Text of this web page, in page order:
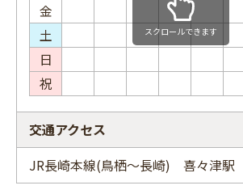
金
土
日
祝
スクロールできます
交通アクセス
JR長崎本線(鳥栖～長崎) 喜々津駅